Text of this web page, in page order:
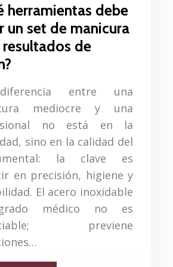
herramientas debe
un set de manicura
resultados de
entre una
mediocre y una
no está en la
sino en la calidad del
la clave es
en precisión, higiene y
El acero inoxidable
médico no es
previene